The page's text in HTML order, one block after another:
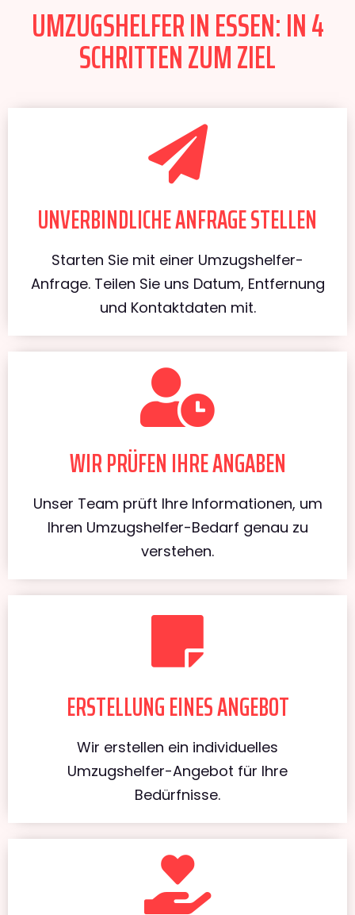
UMZUGSHELFER IN ESSEN: IN 4
SCHRITTEN ZUM ZIEL
UNVERBINDLICHE ANFRAGE STELLEN
Starten Sie mit einer Umzugshelfer-
Anfrage. Teilen Sie uns Datum, Entfernung
und Kontaktdaten mit.
WIR PRÜFEN IHRE ANGABEN
Unser Team prüft Ihre Informationen, um
Ihren Umzugshelfer-Bedarf genau zu
verstehen.
ERSTELLUNG EINES ANGEBOT
Wir erstellen ein individuelles
Umzugshelfer-Angebot für Ihre
Bedürfnisse.